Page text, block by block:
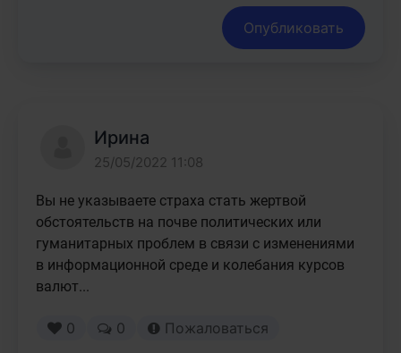
Опубликовать
Ирина
25/05/2022 11:08
Вы не указываете страха стать жертвой
обстоятельств на почве политических или
гуманитарных проблем в связи с изменениями
в информационной среде и колебания курсов
валют...
0 0 Пожаловаться